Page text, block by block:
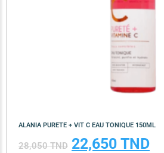
ALANIA PURETE + VIT C EAU TONIQUE 150ML
28,050TND 22,650 TND